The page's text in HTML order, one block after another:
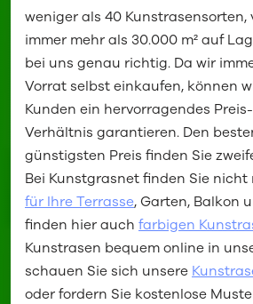
weniger als 40 Kunstrasensorten,
immer mehr als 30.000 m² auf
bei uns genau richtig. Da wir
Vorrat selbst einkaufen, können
Kunden ein hervorragendes
Verhältnis garantieren. Den
günstigsten Preis finden Sie
Bei Kunstgrasnet finden Sie nicht
für Ihre Terrasse, Garten, Balkon
finden hier auch farbigen
Kunstrasen bequem online in
schauen Sie sich unsere
oder fordern Sie kostenlose